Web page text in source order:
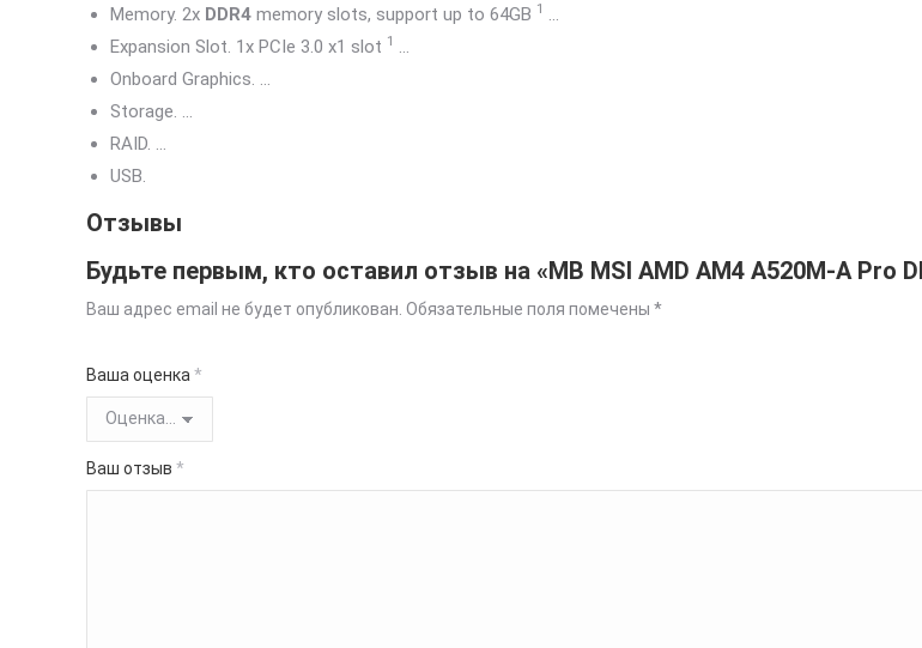
Memory. 2x DDR4 memory slots, support up to 64GB 1
…
Expansion Slot. 1x PCIe 3.0 x1 slot 1
…
Onboard Graphics. …
Storage. …
RAID. …
USB.
Отзывы
Будьте первым, кто оставил отзыв на «MB MSI AMD AM4 A520М-A Pro
Ваш адрес email не будет опубликован. Обязательные поля помечены *
Ваша оценка *
Ваш отзыв *